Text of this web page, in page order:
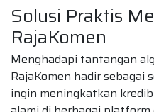
Solusi Praktis
RajaKomen
Menghadapi tantangan
RajaKomen hadir sebagai
ingin meningkatkan